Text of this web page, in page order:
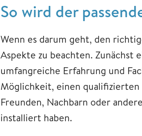
So wird der
Wenn es darum geht, den
Aspekte zu beachten. Zunächst
umfangreiche Erfahrung und
Möglichkeit, einen qualifizierten
Freunden, Nachbarn oder
installiert haben.